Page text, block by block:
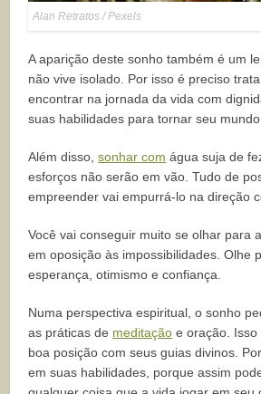
Alan Retratos / Pexels
A aparição deste sonho também é um
não vive isolado. Por isso é preciso
encontrar na jornada da vida com
suas habilidades para tornar seu mundo
Além disso,sonhar com água suja de
esforços não serão em vão. Tudo de
empreender vai empurrá-lo na direção
Você vai conseguir muito se olhar para
em oposição às impossibilidades. Olhe
esperança, otimismo e confiança.
Numa perspectiva espiritual, o sonho
as práticas de meditação e oração. Isso
boa posição com seus guias divinos.
em suas habilidades, porque assim